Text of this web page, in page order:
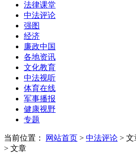
法律课堂
中法评论
强图
经济
廉政中国
各地资讯
文化教育
中法视听
体育在线
军事播报
健康视野
专题
当前位置： 网站首页 > 中法评论 > 文
> 文章